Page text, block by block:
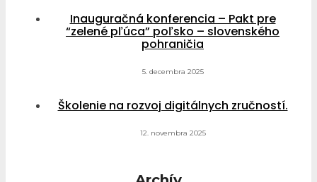
Inauguračná konferencia – Pakt pre
“zelené pľúca” poľsko – slovenského
pohraničia
5. decembra 2025
Školenie na rozvoj digitálnych zručností.
12. novembra 2025